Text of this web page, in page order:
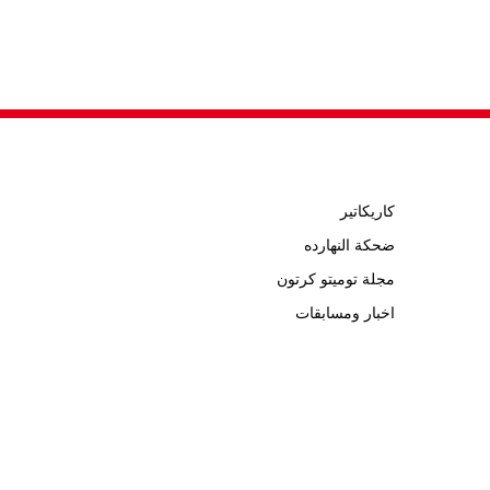
كاريكاتير
ضحكة النهارده
مجلة توميتو كرتون
اخبار ومسابقات